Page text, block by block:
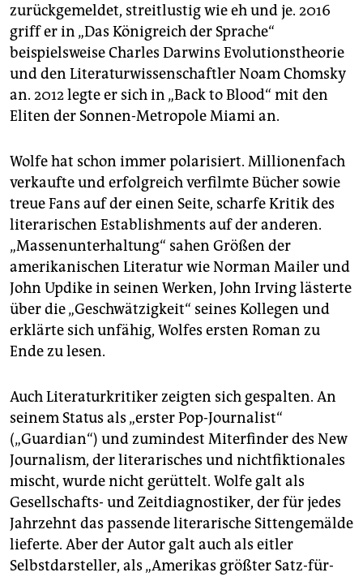
zurückgemeldet, streitlustig wie eh und je. 2016
griff er in „Das Königreich der Sprache“
beispielsweise Charles Darwins Evolutionstheorie
und den Literaturwissenschaftler Noam Chomsky
an. 2012 legte er sich in „Back to Blood“ mit den
Eliten der Sonnen-Metropole Miami an.
Wolfe hat schon immer polarisiert. Millionenfach
verkaufte und erfolgreich verfilmte Bücher sowie
treue Fans auf der einen Seite, scharfe Kritik des
literarischen Establishments auf der anderen.
„Massenunterhaltung“ sahen Größen der
amerikanischen Literatur wie Norman Mailer und
John Updike in seinen Werken, John Irving lästerte
über die „Geschwätzigkeit“ seines Kollegen und
erklärte sich unfähig, Wolfes ersten Roman zu
Ende zu lesen.
Auch Literaturkritiker zeigten sich gespalten. An
seinem Status als „erster Pop-Journalist“
(„Guardian“) und zumindest Miterfinder des New
Journalism, der literarisches und nichtfiktionales
mischt, wurde nicht gerüttelt. Wolfe galt als
Gesellschafts- und Zeitdiagnostiker, der für jedes
Jahrzehnt das passende literarische Sittengemälde
lieferte. Aber der Autor galt auch als eitler
Selbstdarsteller, als „Amerikas größter Satz-für-